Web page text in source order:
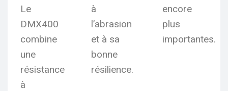
Le
DMX400
combine
une
résistance
à
à
l’abrasion
et à sa
bonne
résilience.
encore
plus
importantes.